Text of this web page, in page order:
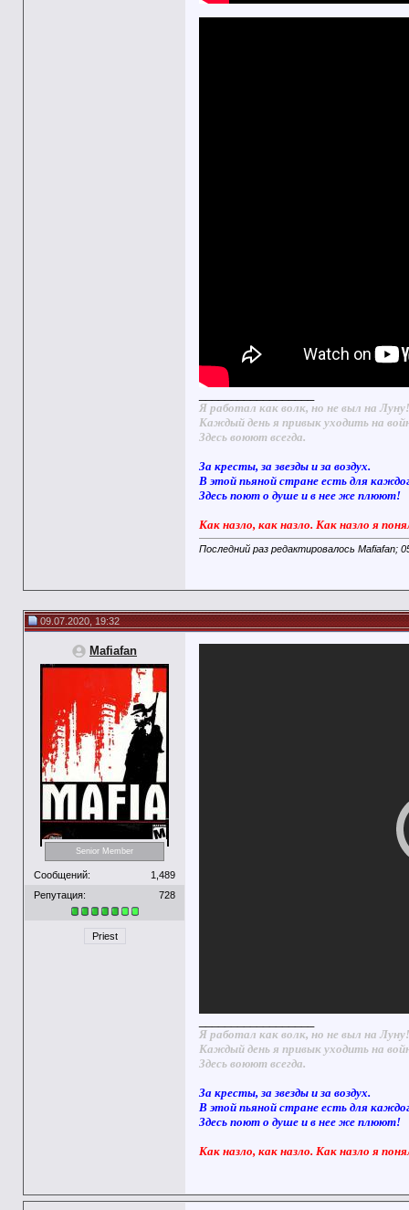
Я работал как волк, но не выл на Луну!
Каждый день я привык уходить на
Здесь воюют всегда.
За кресты, за звезды и за воздух.
В этой пьяной стране есть для
Здесь поют о душе и в нее же плюют!
Как назло, как назло. Как назло я
Последний раз редактировалось Mafiafan;
09.07.2020, 19:32
Mafiafan
Senior Member
Сообщений:
1,489
Репутация:
728
Priest
Я работал как волк, но не выл на Луну!
Каждый день я привык уходить на
Здесь воюют всегда.
За кресты, за звезды и за воздух.
В этой пьяной стране есть для
Здесь поют о душе и в нее же плюют!
Как назло, как назло. Как назло я